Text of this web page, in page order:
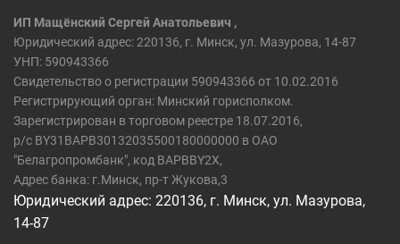
ИП Мащёнский Сергей Анатольевич ,
Юридический адрес: 220136, г. Минск, ул. Мазурова, 14-87
УНП: 590943366
Свидетельство о регистрации 590943366 от 10.02.2016
Регистрирующий орган: Минский горисполком.
Зарегистрирован в торговом реестре 18.07.2016,
р/c BY31BAPB30132035500180000000 в ОАО
"Белагропромбанк", код BAPBBY2X,
Адрес банка: г.Минск, пр-т Жукова,3
Юридический адрес: 220136, г. Минск, ул. Мазурова,
14-87